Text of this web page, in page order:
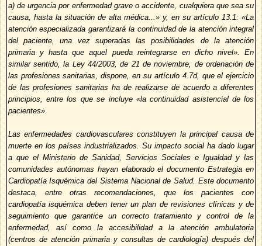
a) de urgencia por enfermedad grave o accidente, cualquiera que sea su
causa, hasta la situación de alta médica...» y, en su artículo 13.1: «La
atención especializada garantizará la continuidad de la atención integral
del paciente, una vez superadas las posibilidades de la atención
primaria y hasta que aquel pueda reintegrarse en dicho nivel». En
similar sentido, la Ley 44/2003, de 21 de noviembre, de ordenación de
las profesiones sanitarias, dispone, en su artículo 4.7d, que el ejercicio
de las profesiones sanitarias ha de realizarse de acuerdo a diferentes
principios, entre los que se incluye «la continuidad asistencial de los
pacientes».
Las enfermedades cardiovasculares constituyen la principal causa de
muerte en los países industrializados. Su impacto social ha dado lugar
a que el Ministerio de Sanidad, Servicios Sociales e Igualdad y las
comunidades autónomas hayan elaborado el documento Estrategia en
Cardiopatía Isquémica del Sistema Nacional de Salud. Este documento
destaca, entre otras recomendaciones, que los pacientes con
cardiopatía isquémica deben tener un plan de revisiones clínicas y de
seguimiento que garantice un correcto tratamiento y control de la
enfermedad, así como la accesibilidad a la atención ambulatoria
(centros de atención primaria y consultas de cardiología) después del